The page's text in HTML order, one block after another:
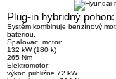
Plug-in hybridný
Systém kombinuje benzínový
batériou.
Spaľovací motor:
132 kW (180 k)
265 Nm
Elektromotor:
výkon približne 72 kW